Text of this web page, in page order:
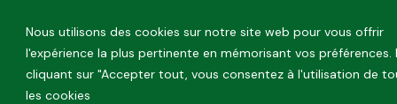
Nous utilisons des cookies sur notre site web pour vous offrir
l'expérience la plus pertinente en mémorisant vos préférences.
cliquant sur "Accepter tout, vous consentez à l'utilisation de
les cookies